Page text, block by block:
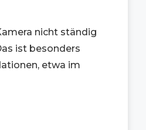
nicht ständig
ist besonders
etwa im